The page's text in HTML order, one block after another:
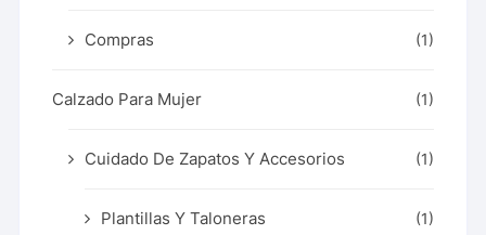
Compras (1)
Calzado Para Mujer (1)
Cuidado De Zapatos Y Accesorios (1)
Plantillas Y Taloneras (1)